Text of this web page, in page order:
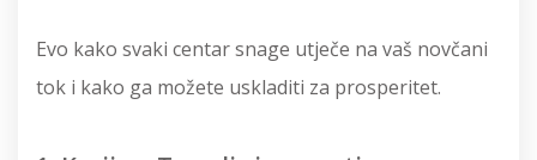
Evo kako svaki centar snage utječe na vaš novčani
tok i kako ga možete uskladiti za prosperitet.